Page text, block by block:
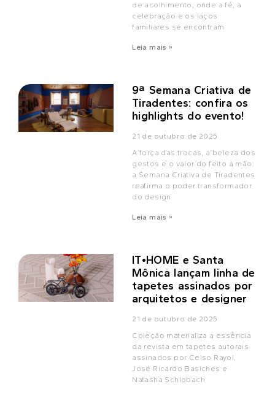
de acolhimento, onde a fé, a
celebração e os laços
familiares se encontram
Leia mais »
9ª Semana Criativa de
Tiradentes: confira os
highlights do evento!
21 de outubro de 2025
A força das trocas, a beleza dos
gestos e o valor do feito à mão:
a Semana Criativa de Tiradentes
reafirma o poder transformador
do design
Leia mais »
IT•HOME e Santa
Mônica lançam linha de
tapetes assinados por
arquitetos e designer
21 de outubro de 2025
Coleção materializa a essência
da revista em tapetes autorais
assinados por Celso Rayol,
José Ricardo Basiches e
Natasha Schlobach